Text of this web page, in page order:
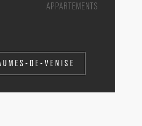
APPARTEMENTS
DE-VENISE